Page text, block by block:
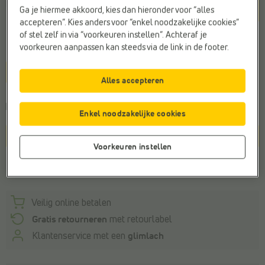
Blauw
Maat
1size
Levering binnen 3-5 werkdagen
In winkelmandje
Veilig online betalen
Gratis retourneren met retourlabel
Klantenservice met een glimlach
Ga je hiermee akkoord, kies dan hieronder voor “alles
accepteren”. Kies anders voor “enkel noodzakelijke cookies”
of stel zelf in via “voorkeuren instellen”. Achteraf je
voorkeuren aanpassen kan steeds via de link in de footer.
Voorkeuren instellen
Enkel noodzakelijke cookies
Alles accepteren